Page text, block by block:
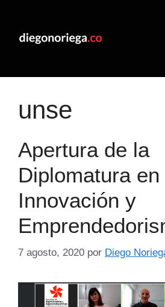
unse
Apertura de la
Diplomatura en
Innovación y
7 agosto, 2020 por Diego